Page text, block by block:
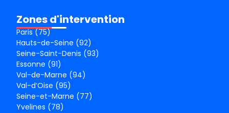
Zones d'intervention
Paris (75)
Hauts-de-Seine (92)
Seine-Saint-Denis (93)
Essonne (91)
Val-de-Marne (94)
Val-d’Oise (95)
Seine-et-Marne (77)
Yvelines (78)